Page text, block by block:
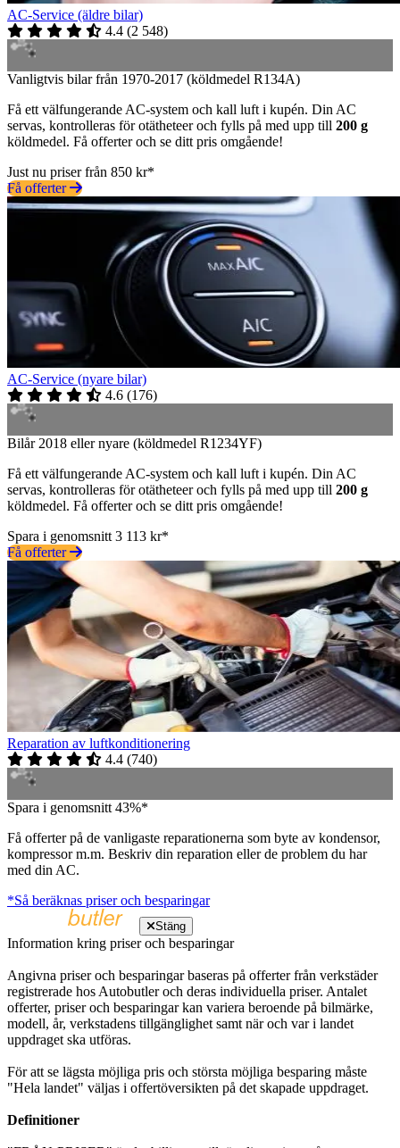
AC-Service (äldre bilar)
4.4 (2 548)
Vanligtvis bilar från 1970-2017 (köldmedel R134A)
Få ett välfungerande AC-system och kall luft i kupén. Din AC
servas, kontrolleras för otätheteer och fylls på med upp till 200 g
köldmedel. Få offerter och se ditt pris omgående!
Just nu priser från 850 kr*
Få offerter
AC-Service (nyare bilar)
4.6 (176)
Bilår 2018 eller nyare (köldmedel R1234YF)
Få ett välfungerande AC-system och kall luft i kupén. Din AC
servas, kontrolleras för otätheteer och fylls på med upp till 200 g
köldmedel. Få offerter och se ditt pris omgående!
Spara i genomsnitt 3 113 kr*
Få offerter
Reparation av luftkonditionering
4.4 (740)
Spara i genomsnitt 43%*
Få offerter på de vanligaste reparationerna som byte av kondensor,
kompressor m.m. Beskriv din reparation eller de problem du har
med din AC.
*Så beräknas priser och besparingar
Stäng
Information kring priser och besparingar
Angivna priser och besparingar baseras på offerter från verkstäder
registrerade hos Autobutler och deras individuella priser. Antalet
offerter, priser och besparingar kan variera beroende på bilmärke,
modell, år, verkstadens tillgänglighet samt när och var i landet
uppdraget ska utföras.
För att se lägsta möjliga pris och största möjliga besparing måste
"Hela landet" väljas i offertöversikten på det skapade uppdraget.
Definitioner